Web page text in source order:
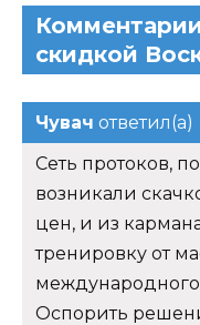
скидкой
Чувач ответил(а)
Сеть протоков,
возникали
цен, и из
тренировку от
Оспорить